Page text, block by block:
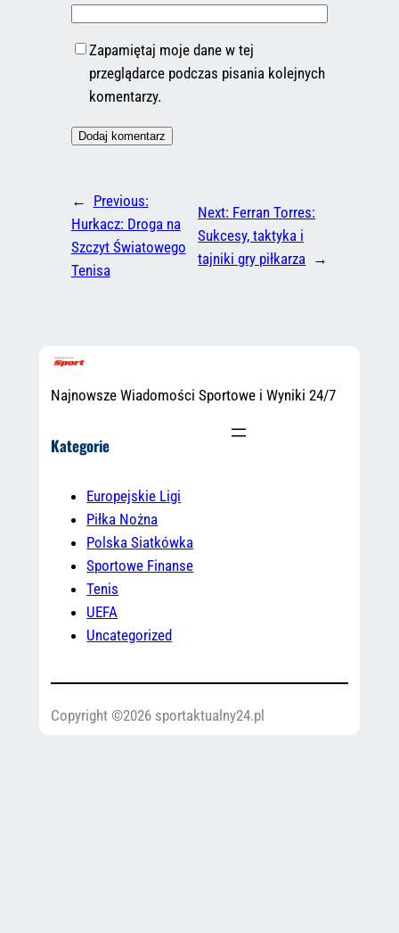
Zapamiętaj moje dane w tej
przeglądarce podczas pisania kolejnych
komentarzy.
← Previous:
Hurkacz: Droga na
Szczyt Światowego
Tenisa
Next: Ferran Torres:
Sukcesy, taktyka i
tajniki gry piłkarza →
Najnowsze Wiadomości Sportowe i Wyniki 24/7
Kategorie
Europejskie Ligi
Piłka Nożna
Polska Siatkówka
Sportowe Finanse
Tenis
UEFA
Uncategorized
Copyright ©2026 sportaktualny24.pl